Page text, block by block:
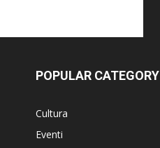
POPULAR CATEGORY
Cultura
Eventi